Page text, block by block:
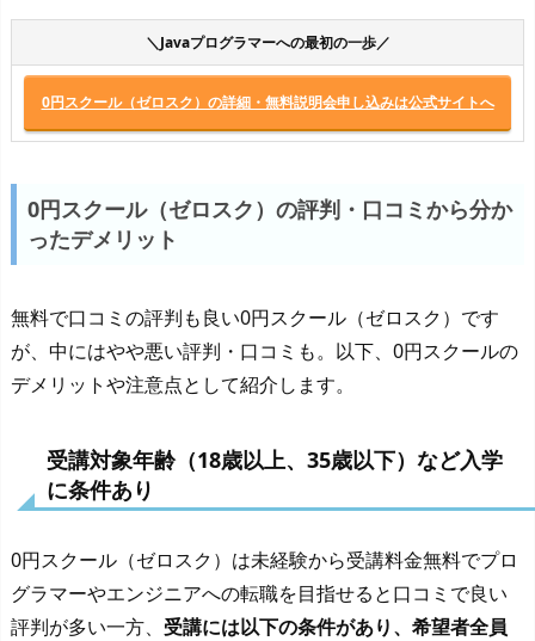
＼Javaプログラマーへの最初の一歩／
0円スクール（ゼロスク）の詳細・無料説明会申し込みは公式サイトへ
0円スクール（ゼロスク）の評判・口コミから分か
ったデメリット
無料で口コミの評判も良い0円スクール（ゼロスク）です
が、中にはやや悪い評判・口コミも。以下、0円スクールの
デメリットや注意点として紹介します。
受講対象年齢（18歳以上、35歳以下）など入学
に条件あり
0円スクール（ゼロスク）は未経験から受講料金無料でプロ
グラマーやエンジニアへの転職を目指せると口コミで良い
評判が多い一方、 受講には以下の条件があり、希望者全員